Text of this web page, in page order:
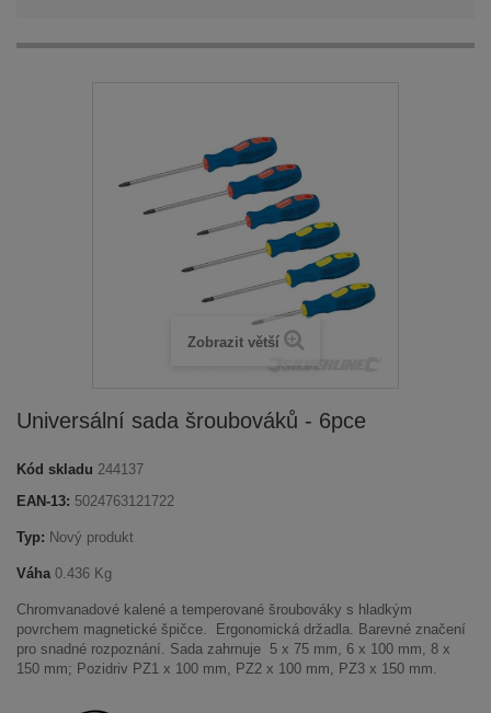
Zobrazit větší
Universální sada šroubováků - 6pce
Kód skladu 244137
EAN-13: 5024763121722
Typ: Nový produkt
Váha 0.436 Kg
Chromvanadové kalené a temperované šroubováky s hladkým
povrchem magnetické špičce. Ergonomická držadla. Barevné značení
pro snadné rozpoznání. Sada zahrnuje 5 x 75 mm, 6 x 100 mm, 8 x
150 mm; Pozidriv PZ1 x 100 mm, PZ2 x 100 mm, PZ3 x 150 mm.